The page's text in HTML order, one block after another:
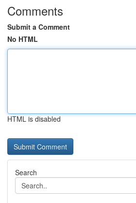
Comments
Submit a Comment
No HTML
HTML is disabled
Search